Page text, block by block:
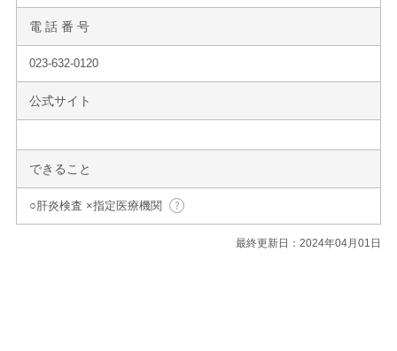
電 話 番 号
023-632-0120
公式サイト
できること
○肝炎検査 ×指定医療機関
最終更新日：2024年04月01日